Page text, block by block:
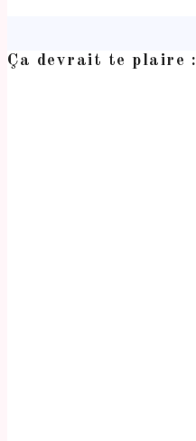
Ça devrait te plaire :